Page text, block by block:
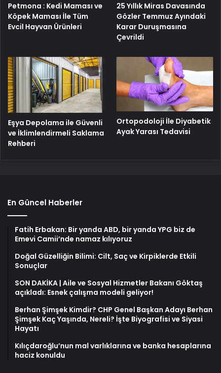
Petmona : Kedi Maması ve
Köpek Maması İle Tüm
Evcil Hayvan Ürünleri
25 Yıllık Miras Davasında
Gözler Temmuz Ayındaki
Karar Duruşmasına
Çevrildi
Eşya Depolama ile Güvenli
ve İklimlendirmeli Saklama
Rehberi
Ortopodoloji İle Diyabetik
Ayak Yarası Tedavisi
En Güncel Haberler
Fatih Erbakan: Bir yanda ABD, bir yanda YPG biz de
Emevi Camii’nde namaz kılıyoruz
Doğal Güzelliğin Bilimi: Cilt, Saç ve Kirpiklerde Etkili
Sonuçlar
SON DAKİKA | Aile ve Sosyal Hizmetler Bakanı Göktaş
açıkladı: Esnek çalışma modeli geliyor!
Berhan Şimşek Kimdir? CHP Genel Başkan Adayı Berhan
Şimşek Kaç Yaşında, Nereli? İşte Biyografisi ve Siyasi
Hayatı
Kılıçdaroğlu’nun mal varlıklarına ve banka hesaplarına
haciz konuldu